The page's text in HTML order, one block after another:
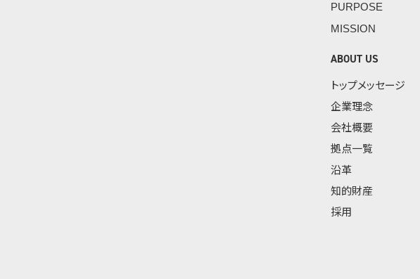
PURPOSE
MISSION
ABOUT US
トップメッセージ
企業理念
会社概要
拠点一覧
沿革
知的財産
採用